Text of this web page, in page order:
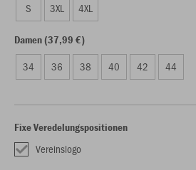
S 3XL 4XL
Damen (37,99 €)
34 36 38 40 42 44
Fixe Veredelungspositionen
Vereinslogo